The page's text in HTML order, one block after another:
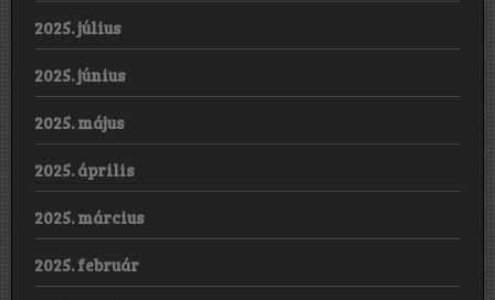
2025. július
2025. június
2025. május
2025. április
2025. március
2025. február